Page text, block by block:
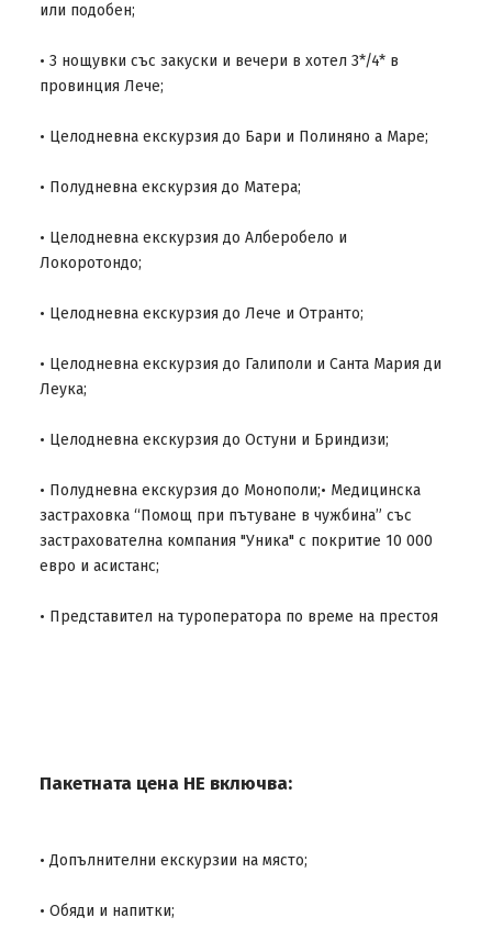
или подобен;
• 3 нощувки със закуски и вечери в хотел 3*/4* в
провинция Лече;
• Целодневна екскурзия до Бари и Полиняно а Маре;
• Полудневна екскурзия до Матера;
• Целодневна екскурзия до Алберобело и
Локоротондо;
• Целодневна екскурзия до Лече и Отранто;
• Целодневна екскурзия до Галиполи и Санта Мария ди
Леука;
• Целодневна екскурзия до Остуни и Бриндизи;
• Полудневна екскурзия до Монополи;• Медицинска
застраховка “Помощ при пътуване в чужбина” със
застрахователна компания "Уника" с покритие 10 000
евро и асистанс;
• Представител на туроператора по време на престоя
Пакетната цена НЕ включва:
• Допълнителни екскурзии на място;
• Обяди и напитки;